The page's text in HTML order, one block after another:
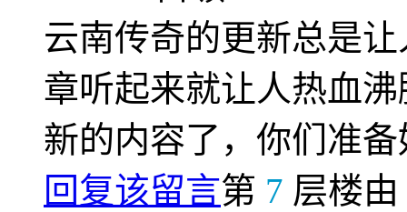
云南传奇的更新总是
章听起来就让人热血
新的内容了，你们准
回复该留言第 7 层楼由